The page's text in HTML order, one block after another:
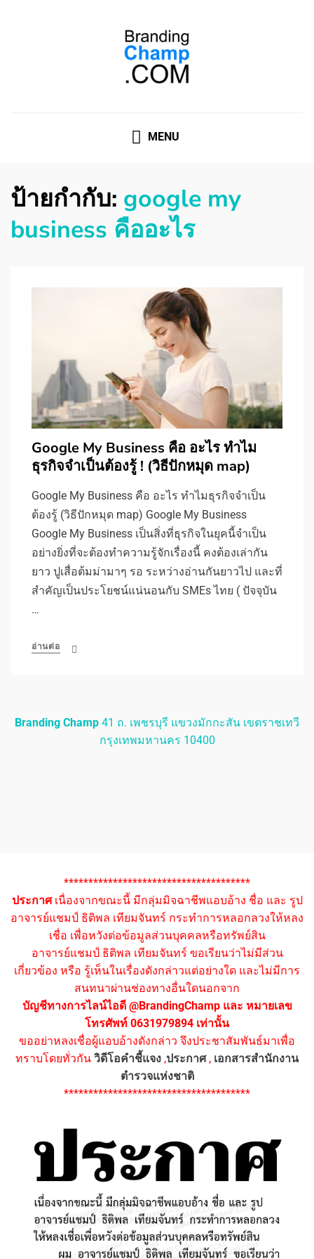
MENU
ป้ายกำกับ: google my
business คืออะไร
Google My Business คือ อะไร ทำไม
ธุรกิจจำเป็นต้องรู้ ! (วิธีปักหมุด map)
Google My Business คือ อะไร ทำไมธุรกิจจำเป็น
ต้องรู้ (วิธีปักหมุด map) Google My Business
Google My Business เป็นสิ่งที่ธุรกิจในยุคนี้จำเป็น
อย่างยิ่งที่จะต้องทำความรู้จักเรื่องนี้ คงต้องเล่ากัน
ยาว ปูเสื่อต้มม่ามาๆ รอ ระหว่างอ่านกันยาวไป และที่
สำคัญเป็นประโยชน์แน่นอนกับ SMEs ไทย ( ปัจจุบัน
…
อ่านต่อ
Branding Champ 41 ถ. เพชรบุรี แขวงมักกะสัน เขตราชเทวี
กรุงเทพมหานคร 10400
**************************************
ประกาศเนื่องจากขณะนี้ มีกลุ่มมิจฉาชีพแอบอ้าง ชื่อ และ รูป
อาจารย์แชมป์ ธิติพล เทียมจันทร์ กระทำการหลอกลวงให้หลง
เชื่อ เพื่อหวังต่อข้อมูลส่วนบุคคลหรือทรัพย์สิน
อาจารย์แชมป์ ธิติพล เทียมจันทร์ ขอเรียนว่าไม่มีส่วน
เกี่ยวข้อง หรือ รู้เห็นในเรื่องดังกล่าวแต่อย่างใด และไม่มีการ
สนทนาผ่านช่องทางอื่นใดนอกจาก
บัญชีทางการไลน์ไอดี @BrandingChamp และ หมายเลข
โทรศัพท์ 0631979894 เท่านั้น
ขออย่าหลงเชื่อผู้แอบอ้างดังกล่าว จึงประชาสัมพันธ์มาเพื่อ
ทราบโดยทั่วกัน วิดีโอคำชี้แจง ,ประกาศ, เอกสารสำนักงาน
ตำรวจแห่งชาติ
**************************************